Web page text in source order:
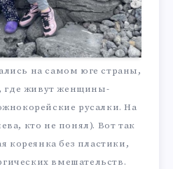
на самом юге страны,
где живут женщины-
русалки. На
кто не понял). Вот так
кореянка без пластики,
вмешательств.